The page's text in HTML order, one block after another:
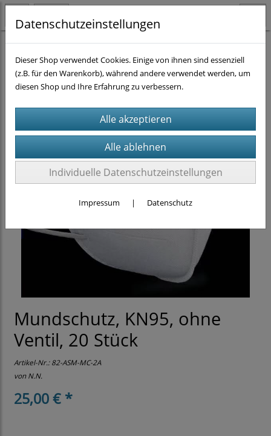
Mundschutz, KN95, ohne
Ventil, 20 Stück
Artikel-Nr.:82-ASM-MC-2A
von N.N.
25,00 € *
Datenschutzeinstellungen
Dieser Shop verwendet Cookies. Einige von ihnen sind essenziell
(z.B. für den Warenkorb), während andere verwendet werden, um
diesen Shop und Ihre Erfahrung zu verbessern.
Individuelle Datenschutzeinstellungen
Impressum | Datenschutz